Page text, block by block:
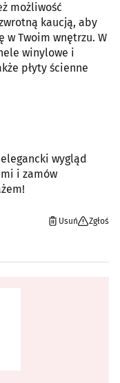
możliwość
kaucją, aby
w Twoim wnętrzu. W
winylowe i
płyty ścienne
wygląd
i zamów
Usuń Zgłoś